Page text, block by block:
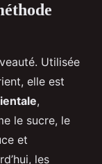
Utilisée
elle est
,
le sucre, le
et
les